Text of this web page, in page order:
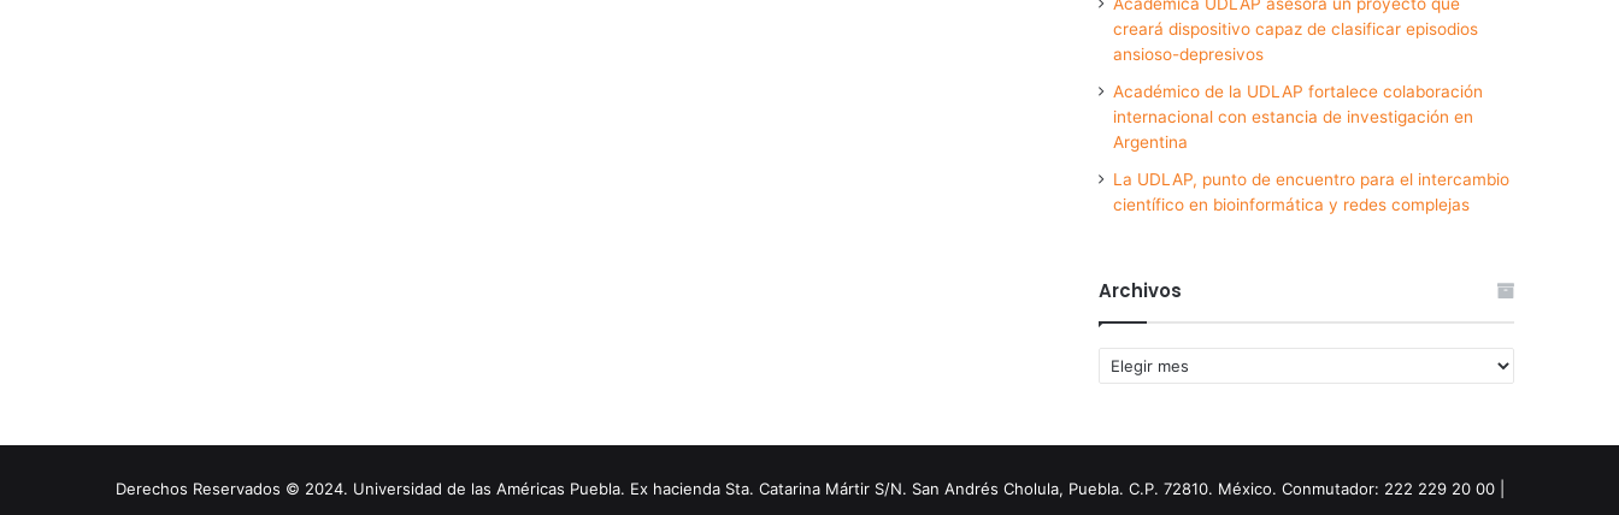
creará dispositivo capaz de clasificar episodios
ansioso-depresivos
Académico de la UDLAP fortalece colaboración
internacional con estancia de investigación en
Argentina
La UDLAP, punto de encuentro para el intercambio
científico en bioinformática y redes complejas
Archivos
Archivos
Derechos Reservados © 2024. Universidad de las Américas Puebla. Ex hacienda Sta. Catarina Mártir S/N. San Andrés Cholula, Puebla. C.P. 72810. México. Conmutador: 222 229 20 00 |